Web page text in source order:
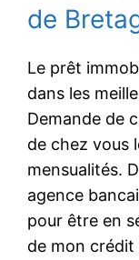
de
Le prêt
dans les
Demande de
de chez vous
mensualités.
agence
pour être en
de mon crédit